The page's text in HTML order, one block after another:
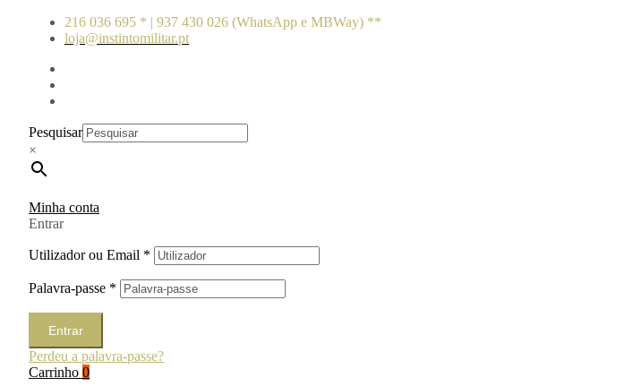
216 036 695 * | 937 430 026 (WhatsApp e MBWay) **
loja@instintomilitar.pt
Pesquisar
×
Minha conta
Entrar
Utilizador ou Email *
Palavra-passe *
Entrar
Perdeu a palavra-passe?
Carrinho 0